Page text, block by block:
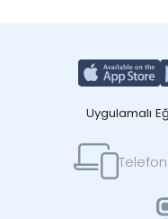
Uygulamalı